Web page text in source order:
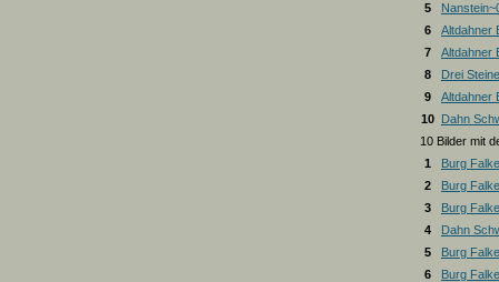
5
6
Altdahner
7
Altdahner
8
Drei
9
Altdahner
10
Dahn
10 Bilder mit
1
Burg
2
Burg
3
Burg
4
Dahn
5
Burg
6
Burg